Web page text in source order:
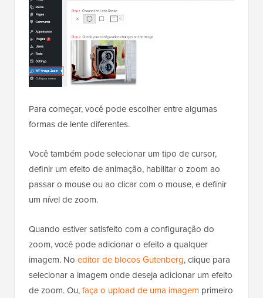
Para começar, você pode escolher entre algumas
formas de lente diferentes.
Você também pode selecionar um tipo de cursor,
definir um efeito de animação, habilitar o zoom ao
passar o mouse ou ao clicar com o mouse, e definir
um nível de zoom.
Quando estiver satisfeito com a configuração do
zoom, você pode adicionar o efeito a qualquer
imagem. No editor de blocos Gutenberg, clique para
selecionar a imagem onde deseja adicionar um efeito
de zoom. Ou,faça o upload de uma imagem primeiro